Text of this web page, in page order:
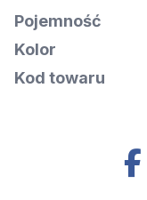
Pojemność
Kolor
Kod towaru